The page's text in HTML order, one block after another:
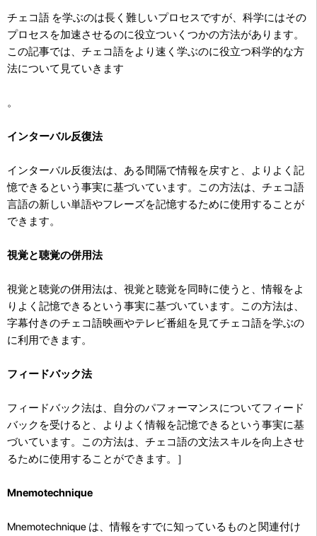
チェコ語 を学ぶのは長く難しいプロセスですが、科学にはその
プロセスを加速させるのに役立ついくつかの方法があります。
この記事では、チェコ語をより速く学ぶのに役立つ科学的な方
法について見ていきます
。
インターバル反復法
インターバル反復法は、ある間隔で情報を戻すと、よりよく記
憶できるという事実に基づいています。この方法は、チェコ語
言語の新しい単語やフレーズを記憶するために使用することが
できます。
視覚と聴覚の併用法
視覚と聴覚の併用法は、視覚と聴覚を同時に使うと、情報をよ
りよく記憶できるという事実に基づいています。この方法は、
字幕付きのチェコ語映画やテレビ番組を見てチェコ語を学ぶの
に利用できます。
フィードバック法
フィードバック法は、自分のパフォーマンスについてフィード
バックを受けると、よりよく情報を記憶できるという事実に基
づいています。この方法は、チェコ語の文法スキルを向上させ
るために使用することができます。］
Mnemotechnique
Mnemotechnique は、情報をすでに知っているものと関連付け